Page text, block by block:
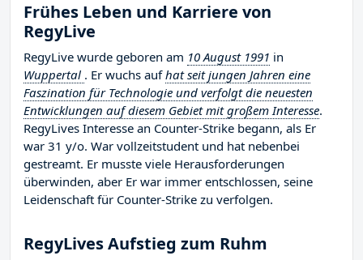
Frühes Leben und Karriere von
RegyLive
RegyLive wurde geboren am 10 August 1991 in
Wuppertal . Er wuchs aufhat seit jungen Jahren eine
Faszination für Technologie und verfolgt die neuesten
Entwicklungen auf diesem Gebiet mit großem Interesse.
RegyLives Interesse an Counter-Strike begann, als Er
war 31 y/o. War vollzeitstudent und hat nebenbei
gestreamt. Er musste viele Herausforderungen
überwinden, aber Er war immer entschlossen, seine
Leidenschaft für Counter-Strike zu verfolgen.
RegyLives Aufstieg zum Ruhm